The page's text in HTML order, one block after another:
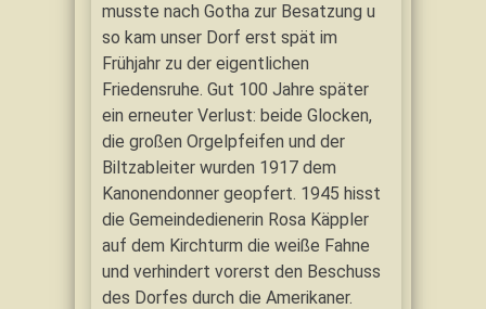
musste nach Gotha zur Besatzung u
so kam unser Dorf erst spät im
Frühjahr zu der eigentlichen
Friedensruhe. Gut 100 Jahre später
ein erneuter Verlust: beide Glocken,
die großen Orgelpfeifen und der
Biltzableiter wurden 1917 dem
Kanonendonner geopfert. 1945 hisst
die Gemeindedienerin Rosa Käppler
auf dem Kirchturm die weiße Fahne
und verhindert vorerst den Beschuss
des Dorfes durch die Amerikaner.